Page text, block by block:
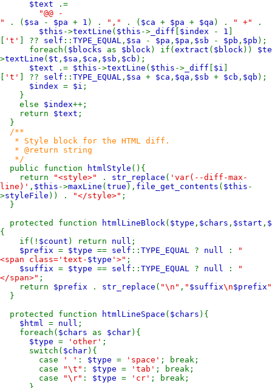
$text
.=
"@@ -
"
. ( $sa - $pa + 1 ) . "," . ( $ca + $pa + $qa ) . " +"
.
$this ->textLine ( $this -> _diff [ $index - 1 ]
[ 't' ] ?? self :: TYPE_EQUAL , $sa - $pa , $pa , $sb - $pb , $pb );
foreach( $blocks as $block ) if(extract ( $block ))
>textLine ( $t , $sa , $ca , $sb , $cb );
$text
.= $this ->textLine ( $this -> _diff [ $i ]
[ 't' ] ?? self :: TYPE_EQUAL , $sa + $ca , $qa , $sb + $cb , $qb );
$index = $i ;
}
else $index++;
return $text ;
}
/**
* Style block for the HTML diff.
* @return string
*/
public function
htmlStyle (){
return
"<style>" . str_replace ( 'var(--diff-max-
line)' , $this ->maxLine (true ), file_get_contents ( $this -
>styleFile )) . "</style>" ;
}
protected function
htmlLineBlock ( $type , $chars , $start ,
{
if(! $count ) return null ;
$prefix = $type == self :: TYPE_EQUAL ? null :
"
<span class='text- $type '>" ;
$suffix = $type == self :: TYPE_EQUAL ? null :
"
</span>" ;
return $prefix . str_replace ( "\n" , " $suffix\n$prefix "
}
protected function
htmlLineSpace ( $chars ){
$html = null ;
foreach( $chars as $char){
$type = 'other' ;
switch( $char){
case
' ' : $type = 'space' ; break;
case
"\t" : $type = 'tab' ; break;
case
"\r" : $type = 'cr' ; break;